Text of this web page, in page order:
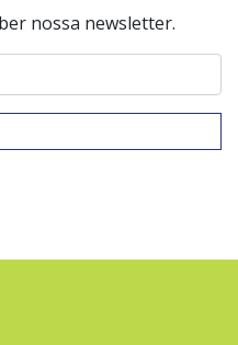
nossa newsletter.